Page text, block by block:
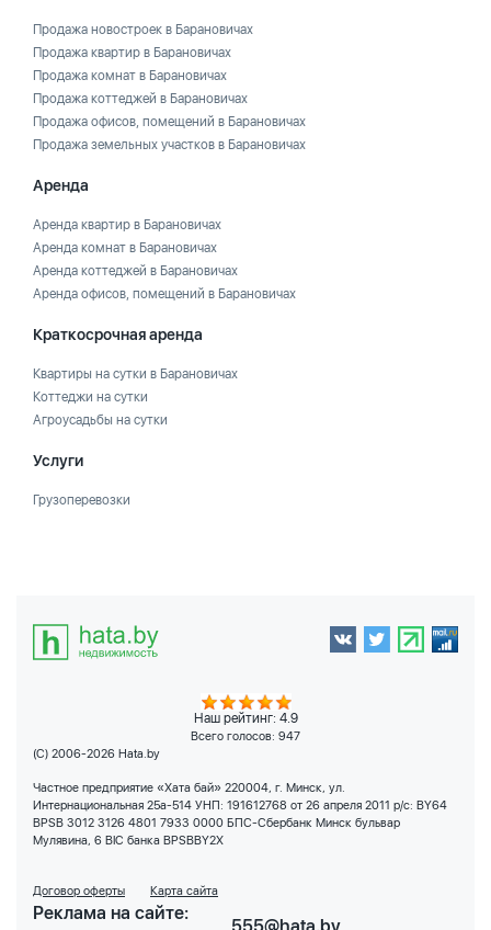
Продажа новостроек в Барановичах
Продажа квартир в Барановичах
Продажа комнат в Барановичах
Продажа коттеджей в Барановичах
Продажа офисов, помещений в Барановичах
Продажа земельных участков в Барановичах
Аренда
Аренда квартир в Барановичах
Аренда комнат в Барановичах
Аренда коттеджей в Барановичах
Аренда офисов, помещений в Барановичах
Краткосрочная аренда
Квартиры на сутки в Барановичах
Коттеджи на сутки
Агроусадьбы на сутки
Услуги
Грузоперевозки
Наш рейтинг: 4.9
Всего голосов: 947
(C) 2006-2026 Hata.by
Частное предприятие «Хата бай» 220004, г. Минск, ул.
Интернациональная 25а-514 УНП: 191612768 от 26 апреля 2011 р/с: BY64
BPSB 3012 3126 4801 7933 0000 БПС-Сбербанк Минск бульвар
Мулявина, 6 BIC банка BPSBBY2X
Договор оферты Карта сайта
Реклама на сайте: